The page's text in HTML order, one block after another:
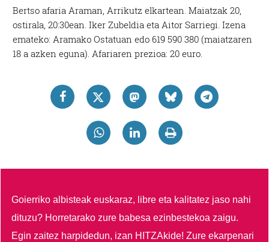
Bertso afaria Araman, Arrikutz elkartean. Maiatzak 20,
ostirala, 20:30ean. Iker Zubeldia eta Aitor Sarriegi. Izena
emateko: Aramako Ostatuan edo 619 590 380 (maiatzaren
18 a azken eguna). Afariaren prezioa: 20 euro.
Goierriko albisteak euskaraz, libre eta kalitatez jaso nahi
dituzu? Horretarako zure babesa ezinbestekoa zaigu.
Egin zaitez harpidedun, izan HITZAkide!Zure ekarpenari